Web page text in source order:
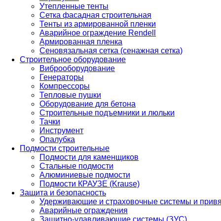
Утепленные тенты
Сетка фасадная строительная
Тенты из армированной пленки
Аварийное ограждение Rendell
Армированная пленка
Сеновязальная сетка (сенажная сетка)
Строительное оборудование
Виброоборудование
Генераторы
Компрессоры
Тепловые пушки
Оборудование для бетона
Строительные подъемники и люльки
Тачки
Инструмент
Опалубка
Подмости строительные
Подмости для каменщиков
Стальные подмости
Алюминиевые подмости
Подмости КРАУЗЕ (Krause)
Защита и безопасность
Удерживающие и страховочные системы и
Аварийные ограждения
Защитно-улавливающие системы (ЗУС)